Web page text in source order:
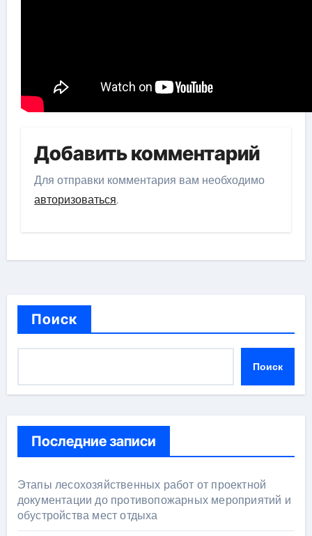
Добавить комментарий
Для отправки комментария вам необходимо
авторизоваться.
Поиск
Поиск
Последние записи
Этапы лесохозяйственных работ от проектной
документации до противопожарных мероприятий и
обустройства мест отдыха